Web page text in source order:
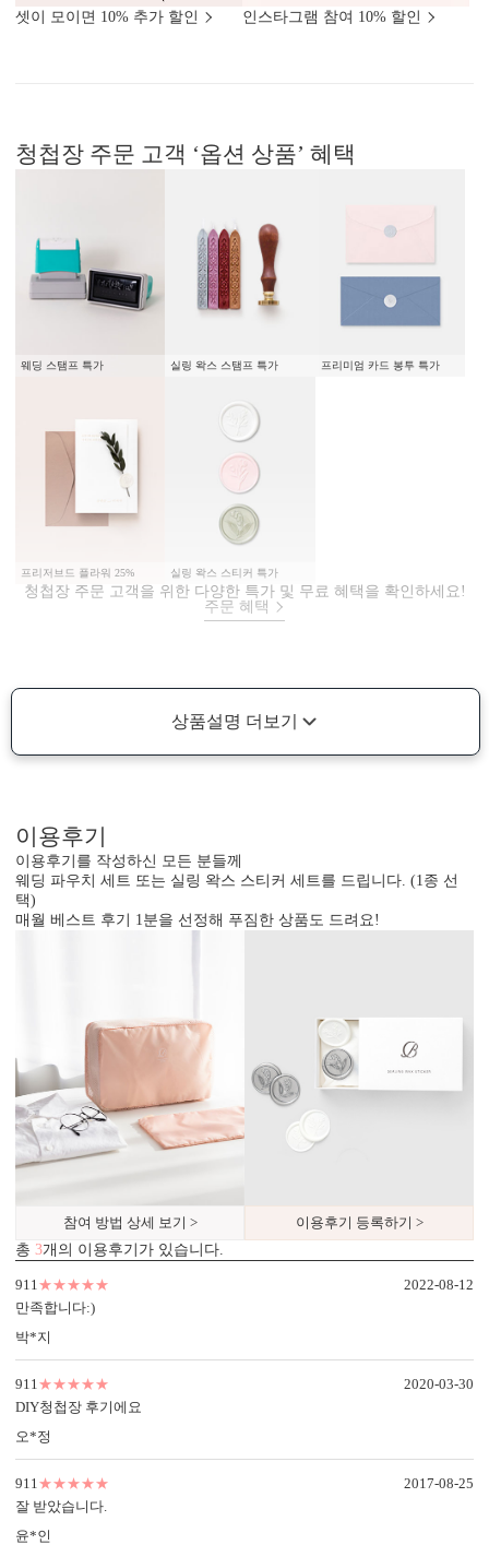
셋이 모이면 10% 추가 할인 인스타그램 참여 10% 할인
청첩장 주문 고객 ‘옵션 상품’ 혜택
웨딩 스탬프 특가 실링 왁스 스탬프 특가 프리미엄 카드 봉투 특가
프리저브드 플라워 25% 실링 왁스 스티커 특가
청첩장 주문 고객을 위한 다양한 특가 및 무료 혜택을 확인하세요!
주문 혜택
상품설명 더보기
이용후기
이용후기를 작성하신 모든 분들께
웨딩 파우치 세트 또는 실링 왁스 스티커 세트를 드립니다. (1종 선
택)
매월 베스트 후기 1분을 선정해 푸짐한 상품도 드려요!
참여 방법 상세 보기 >
이용후기 등록하기 >
총 3개의 이용후기가 있습니다.
911★★★★★
만족합니다:)
박*지
2022-08-12
911★★★★★
DIY청첩장 후기에요
오*정
2020-03-30
911★★★★★
잘 받았습니다.
윤*인
2017-08-25